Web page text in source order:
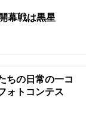
幕戦は黒星
ちの日常の一コ
ォトコンテス